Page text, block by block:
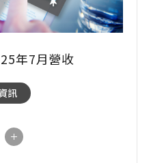
年7月營收
訊